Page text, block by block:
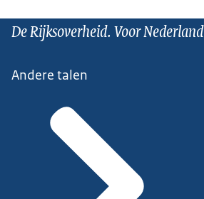
De Rijksoverheid. Voor Nederland
Andere talen